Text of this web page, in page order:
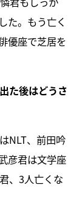
た。もう亡く
優座で芝居を
た後はどうさ
NLT、前田吟
彦君は文学座
、3人亡くな